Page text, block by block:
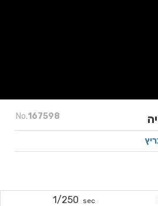
No.167598
sec
1/250